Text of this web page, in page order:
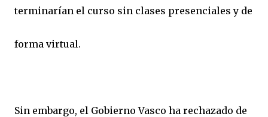
terminarían el curso sin clases presenciales y de
forma virtual.
Sin embargo, el Gobierno Vasco ha rechazado de